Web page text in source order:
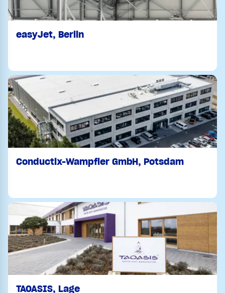
easyJet, Berlin
Conductix-Wampfler GmbH, Potsdam
TAOASIS, Lage